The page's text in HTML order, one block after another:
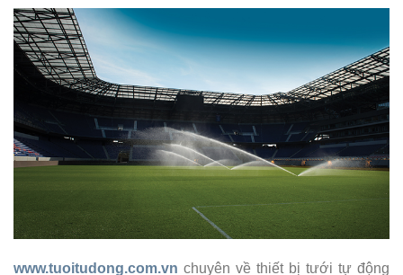
www.tuoitudong.com.vn chuyên về thiết bị tưới tự động